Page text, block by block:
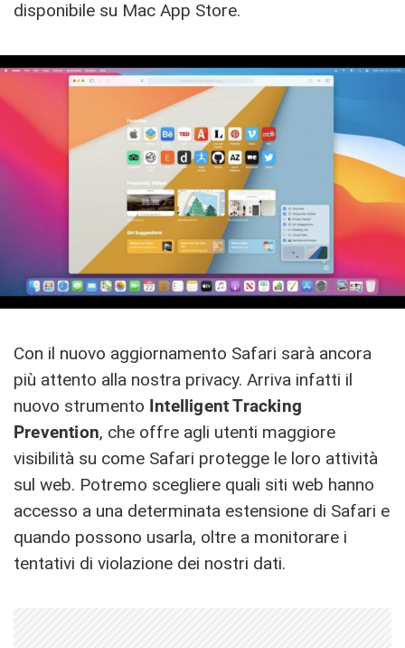
disponibile su Mac App Store.
Con il nuovo aggiornamento Safari sarà ancora
più attento alla nostra privacy. Arriva infatti il
nuovo strumento Intelligent Tracking
Prevention, che offre agli utenti maggiore
visibilità su come Safari protegge le loro attività
sul web. Potremo scegliere quali siti web hanno
accesso a una determinata estensione di Safari e
quando possono usarla, oltre a monitorare i
tentativi di violazione dei nostri dati.